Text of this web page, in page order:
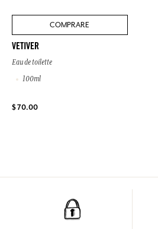
COMPRARE
VETIVER
Eau de toilette
100ml
$ 70.00